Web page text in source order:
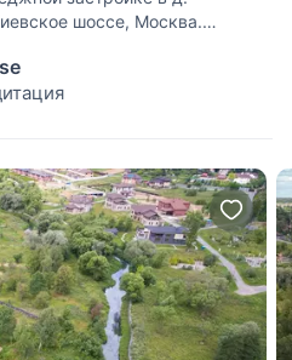
шоссе, Москва.
округ,
особенности: Участок